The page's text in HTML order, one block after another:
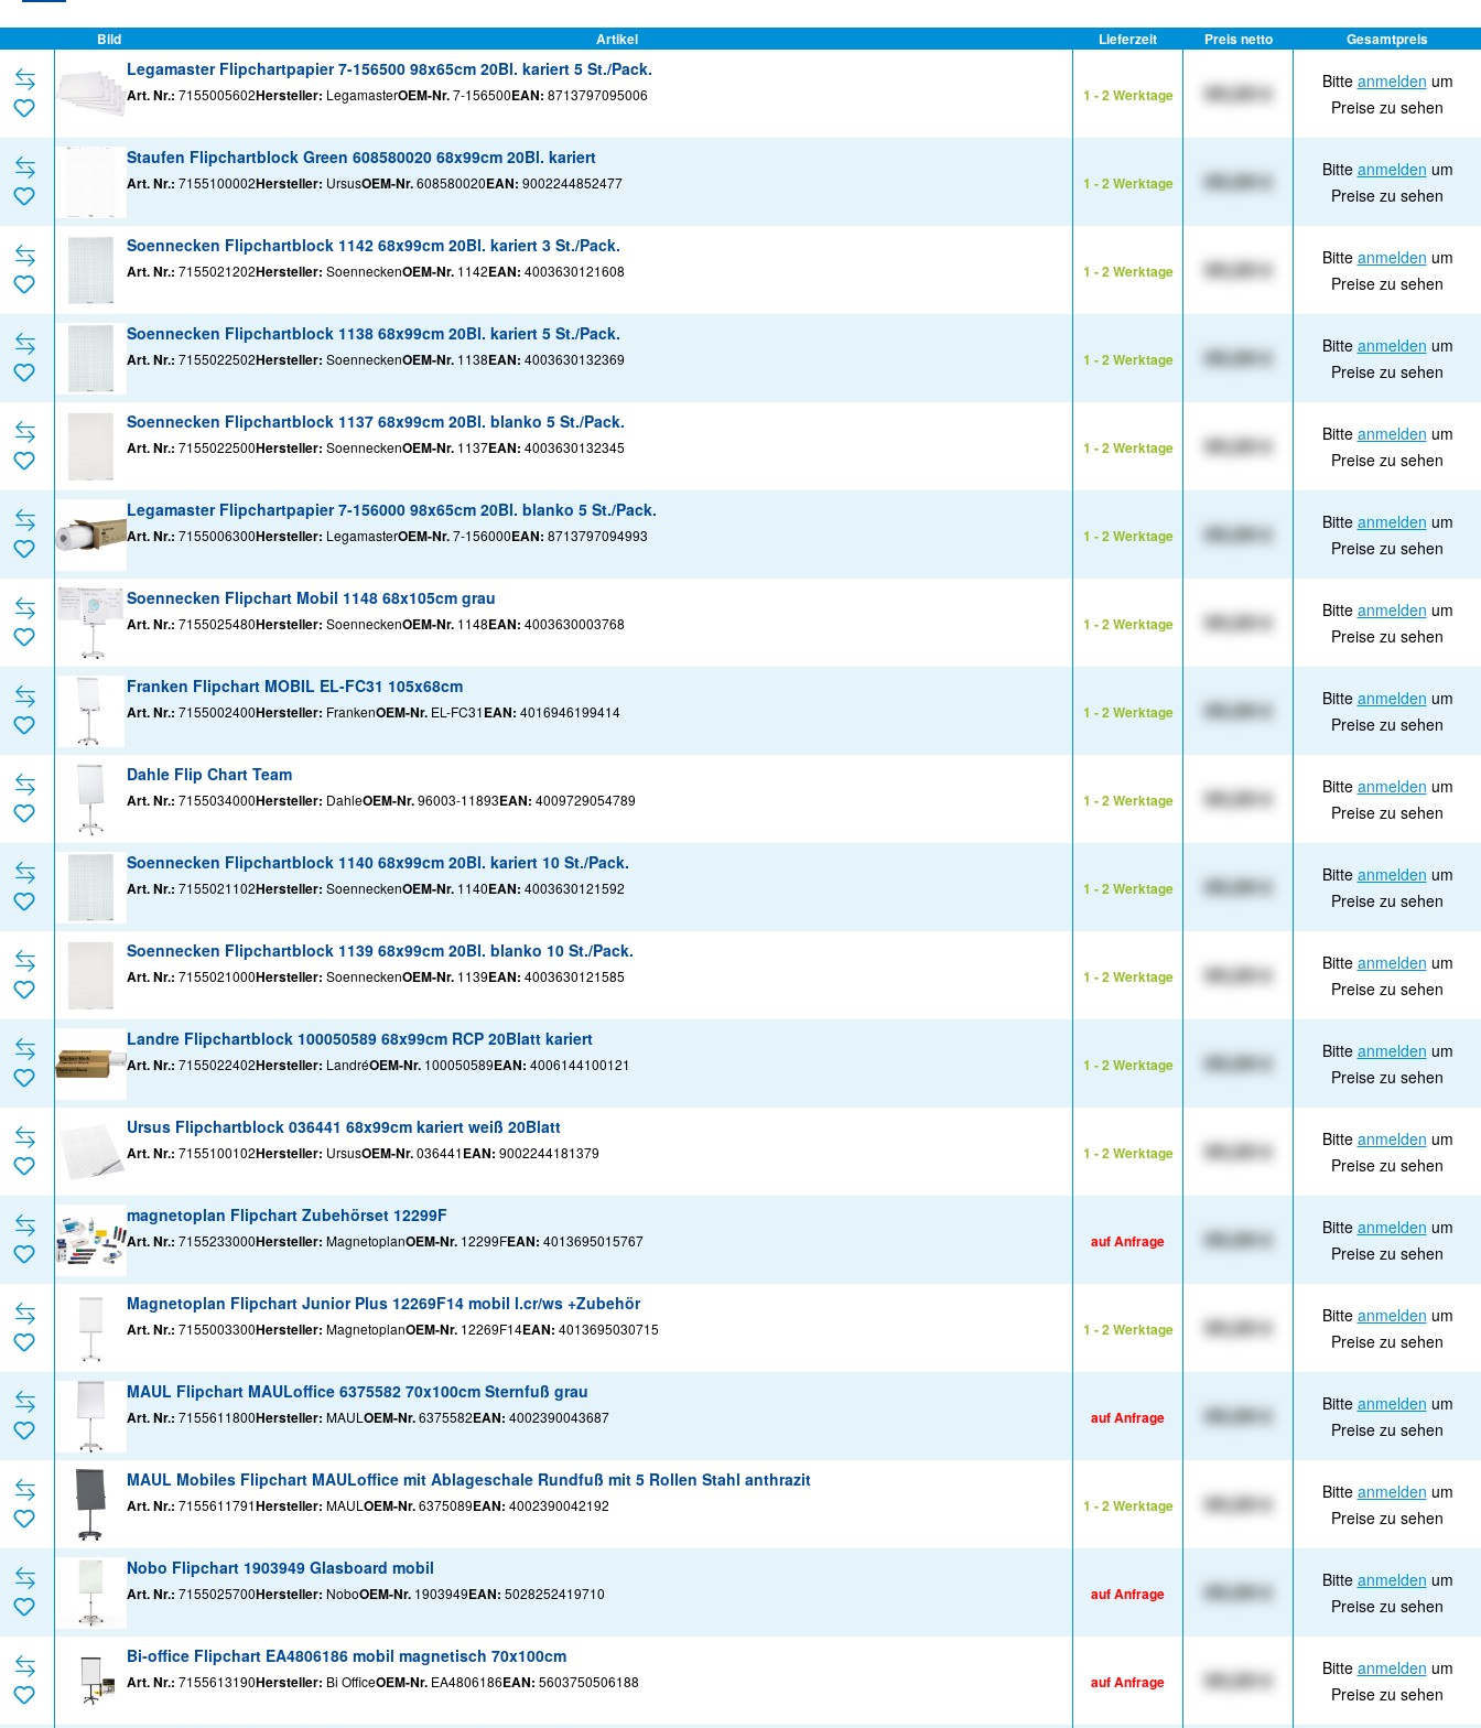
Bild Artikel Lieferzeit Preis netto Gesamtpreis
Legamaster Flipchartpapier 7-156500 98x65cm 20Bl. kariert 5 St./Pack.
Art. Nr.: 7155005602Hersteller: LegamasterOEM-Nr.7-156500EAN: 8713797095006 1 - 2 Werktage XX,XX € Bitte anmelden um
Preise zu sehen
Staufen Flipchartblock Green 608580020 68x99cm 20Bl. kariert
Art. Nr.: 7155100002Hersteller: UrsusOEM-Nr.608580020EAN: 9002244852477 1 - 2 Werktage XX,XX € Bitte anmelden um
Preise zu sehen
Soennecken Flipchartblock 1142 68x99cm 20Bl. kariert 3 St./Pack.
Art. Nr.: 7155021202Hersteller: SoenneckenOEM-Nr. 1142EAN: 4003630121608 1 - 2 Werktage XX,XX € Bitte anmelden um
Preise zu sehen
Soennecken Flipchartblock 1138 68x99cm 20Bl. kariert 5 St./Pack.
Art. Nr.: 7155022502Hersteller: SoenneckenOEM-Nr. 1138EAN: 4003630132369 1 - 2 Werktage XX,XX € Bitte anmelden um
Preise zu sehen
Soennecken Flipchartblock 1137 68x99cm 20Bl. blanko 5 St./Pack.
Art. Nr.: 7155022500Hersteller: SoenneckenOEM-Nr. 1137EAN: 4003630132345 1 - 2 Werktage XX,XX € Bitte anmelden um
Preise zu sehen
Legamaster Flipchartpapier 7-156000 98x65cm 20Bl. blanko 5 St./Pack.
Art. Nr.: 7155006300Hersteller: LegamasterOEM-Nr.7-156000EAN: 8713797094993 1 - 2 Werktage XX,XX € Bitte anmelden um
Preise zu sehen
Soennecken Flipchart Mobil 1148 68x105cm grau
Art. Nr.: 7155025480Hersteller: SoenneckenOEM-Nr. 1148EAN: 4003630003768 1 - 2 Werktage XX,XX € Bitte anmelden um
Preise zu sehen
Franken Flipchart MOBIL EL-FC31 105x68cm
Art. Nr.: 7155002400Hersteller: FrankenOEM-Nr. EL-FC31EAN: 4016946199414 1 - 2 Werktage XX,XX € Bitte anmelden um
Preise zu sehen
Dahle Flip Chart Team
Art. Nr.: 7155034000Hersteller: DahleOEM-Nr.96003-11893EAN: 4009729054789 1 - 2 Werktage XX,XX € Bitte anmelden um
Preise zu sehen
Soennecken Flipchartblock 1140 68x99cm 20Bl. kariert 10 St./Pack.
Art. Nr.: 7155021102Hersteller: SoenneckenOEM-Nr. 1140EAN: 4003630121592 1 - 2 Werktage XX,XX € Bitte anmelden um
Preise zu sehen
Soennecken Flipchartblock 1139 68x99cm 20Bl. blanko 10 St./Pack.
Art. Nr.: 7155021000Hersteller: SoenneckenOEM-Nr. 1139EAN: 4003630121585 1 - 2 Werktage XX,XX € Bitte anmelden um
Preise zu sehen
Landre Flipchartblock 100050589 68x99cm RCP 20Blatt kariert
Art. Nr.: 7155022402Hersteller: LandréOEM-Nr. 100050589EAN: 4006144100121 1 - 2 Werktage XX,XX € Bitte anmelden um
Preise zu sehen
Ursus Flipchartblock 036441 68x99cm kariert weiß 20Blatt
Art. Nr.: 7155100102Hersteller: UrsusOEM-Nr.036441EAN: 9002244181379 1 - 2 Werktage XX,XX € Bitte anmelden um
Preise zu sehen
magnetoplan Flipchart Zubehörset 12299F
Art. Nr.: 7155233000Hersteller: MagnetoplanOEM-Nr. 12299FEAN: 4013695015767 auf Anfrage XX,XX € Bitte anmelden um
Preise zu sehen
Magnetoplan Flipchart Junior Plus 12269F14 mobil l.cr/ws +Zubehör
Art. Nr.: 7155003300Hersteller: MagnetoplanOEM-Nr. 12269F14EAN: 4013695030715 1 - 2 Werktage XX,XX € Bitte anmelden um
Preise zu sehen
MAUL Flipchart MAULoffice 6375582 70x100cm Sternfuß grau
Art. Nr.: 7155611800Hersteller: MAUL OEM-Nr.6375582EAN: 4002390043687 auf Anfrage XX,XX € Bitte anmelden um
Preise zu sehen
MAUL Mobiles Flipchart MAULoffice mit Ablageschale Rundfuß mit 5 Rollen Stahl anthrazit
Art. Nr.: 7155611791Hersteller: MAUL OEM-Nr.6375089EAN: 4002390042192 1 - 2 Werktage XX,XX € Bitte anmelden um
Preise zu sehen
Nobo Flipchart 1903949 Glasboard mobil
Art. Nr.: 7155025700Hersteller: NoboOEM-Nr. 1903949EAN: 5028252419710 auf Anfrage XX,XX € Bitte anmelden um
Preise zu sehen
Bi-office Flipchart EA4806186 mobil magnetisch 70x100cm
Art. Nr.: 7155613190Hersteller: Bi OfficeOEM-Nr. EA4806186EAN: 5603750506188 auf Anfrage XX,XX € Bitte anmelden um
Preise zu sehen